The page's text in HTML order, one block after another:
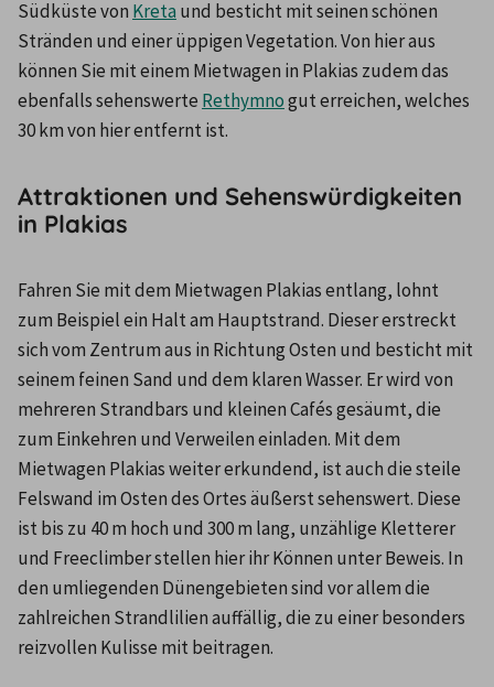
Südküste von Kreta und besticht mit seinen schönen
Stränden und einer üppigen Vegetation. Von hier aus
können Sie mit einem Mietwagen in Plakias zudem das
ebenfalls sehenswerte Rethymno gut erreichen, welches
30 km von hier entfernt ist.
Attraktionen und Sehenswürdigkeiten
in Plakias
Fahren Sie mit dem Mietwagen Plakias entlang, lohnt
zum Beispiel ein Halt am Hauptstrand. Dieser erstreckt
sich vom Zentrum aus in Richtung Osten und besticht mit
seinem feinen Sand und dem klaren Wasser. Er wird von
mehreren Strandbars und kleinen Cafés gesäumt, die
zum Einkehren und Verweilen einladen. Mit dem
Mietwagen Plakias weiter erkundend, ist auch die steile
Felswand im Osten des Ortes äußerst sehenswert. Diese
ist bis zu 40 m hoch und 300 m lang, unzählige Kletterer
und Freeclimber stellen hier ihr Können unter Beweis. In
den umliegenden Dünengebieten sind vor allem die
zahlreichen Strandlilien auffällig, die zu einer besonders
reizvollen Kulisse mit beitragen.